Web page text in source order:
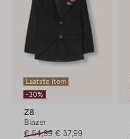
Laatste item
-30%
Z8
Blazer
€ 54,99 € 37,99